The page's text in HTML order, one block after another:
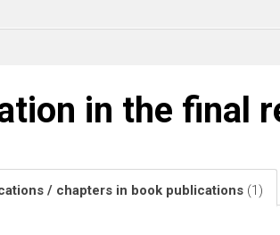
in the final
/ chapters in book publications (1)